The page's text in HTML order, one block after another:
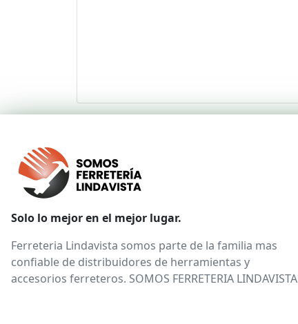
Solo lo mejor en el mejor lugar.
Ferreteria Lindavista somos parte de la familia mas
confiable de distribuidores de herramientas y
accesorios ferreteros. SOMOS FERRETERIA LINDAVISTA